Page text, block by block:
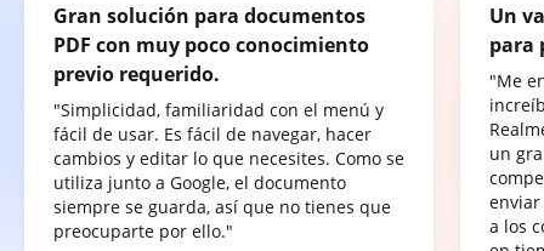
Gran solución para documentos
PDF con muy poco conocimiento
previo requerido.
"Simplicidad, familiaridad con el menú y
fácil de usar. Es fácil de navegar, hacer
cambios y editar lo que necesites. Como se
utiliza junto a Google, el documento
siempre se guarda, así que no tienes que
preocuparte por ello."
Un
para
"Me
un
a los